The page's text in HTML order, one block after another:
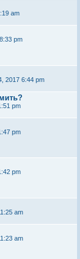
am
pm
2017 6:44 pm
pm
pm
pm
am
am